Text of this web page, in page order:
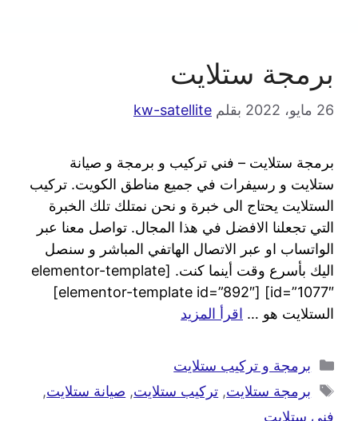
برمجة ستلايت
26 مايو، 2022 بقلم kw-satellite
برمجة ستلايت – فني تركيب و برمجة و صيانة
ستلايت و رسيفرات في جميع مناطق الكويت. تركيب
الستلايت يحتاج الى خبرة و نحن نمتلك تلك الخبرة
التي تجعلنا الافضل في هذا المجال. تواصل معنا عبر
الواتساب او عبر الاتصال الهاتفي المباشر و سنصل
اليك بأسرع وقت أينما كنت. [elementor-template
id=”1077″] [elementor-template id=”892″]
الستلايت هو … اقرأ المزيد
برمجة و تركيب ستلايت
برمجة ستلايت, تركيب ستلايت, صيانة ستلايت,
فني ستلايت